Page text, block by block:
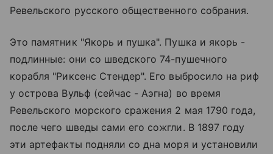
Ревельского русского общественного собрания.
Это памятник "Якорь и пушка". Пушка и якорь -
подлинные: они со шведского 74-пушечного
корабля "Риксенс Стендер". Его выбросило на риф
у острова Вульф (сейчас - Аэгна) во время
Ревельского морского сражения 2 мая 1790 года,
после чего шведы сами его сожгли. В 1897 году
эти артефакты подняли со дна моря и установили